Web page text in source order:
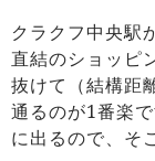
クラクフ中央駅
直結のショッ
抜けて（結構距
通るのが1番楽
に出るので、そ